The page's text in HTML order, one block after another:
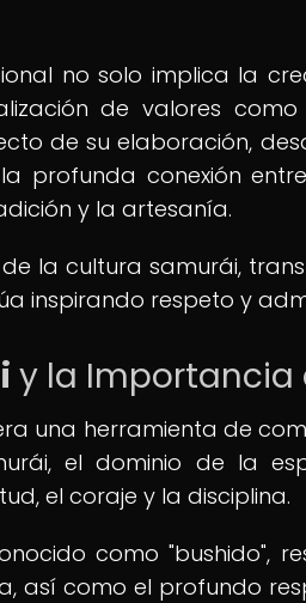
no solo implica la
de valores
de su elaboración,
profunda conexión
y la artesanía.
la cultura samurái,
inspirando respeto y
y la Importancia
una herramienta de
el dominio de la
el coraje y la disciplina.
como "bushido",
así como el profundo